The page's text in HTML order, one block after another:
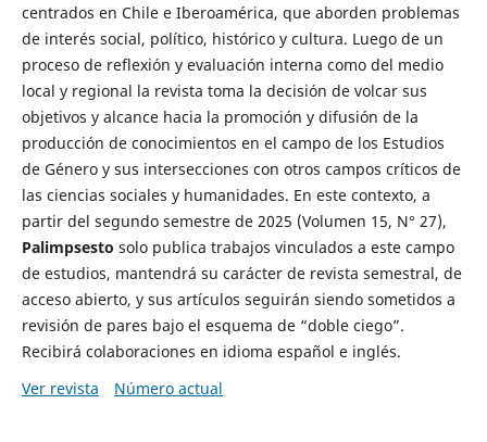
centrados en Chile e Iberoamérica, que aborden problemas
de interés social, político, histórico y cultura. Luego de un
proceso de reflexión y evaluación interna como del medio
local y regional la revista toma la decisión de volcar sus
objetivos y alcance hacia la promoción y difusión de la
producción de conocimientos en el campo de los Estudios
de Género y sus intersecciones con otros campos críticos de
las ciencias sociales y humanidades. En este contexto, a
partir del segundo semestre de 2025 (Volumen 15, N° 27),
Palimpsesto solo publica trabajos vinculados a este campo
de estudios, mantendrá su carácter de revista semestral, de
acceso abierto, y sus artículos seguirán siendo sometidos a
revisión de pares bajo el esquema de “doble ciego”.
Recibirá colaboraciones en idioma español e inglés.
Ver revista
Número actual